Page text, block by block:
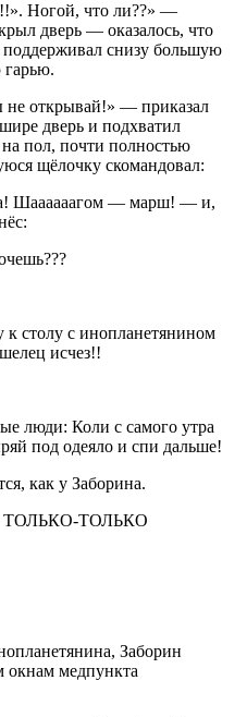
Ногой, что ли??» —
дверь — оказалось, что
поддерживал снизу большую
не открывай!» — приказал
дверь и подхватил
пол, почти полностью
щёлочку скомандовал:
Шаааааагом — марш! — и,
к столу с инопланетянином
исчез!!
люди: Коли с самого утра
под одеяло и спи дальше!
как у Заборина.
ТОЛЬКО
Заборин
окнам медпункта